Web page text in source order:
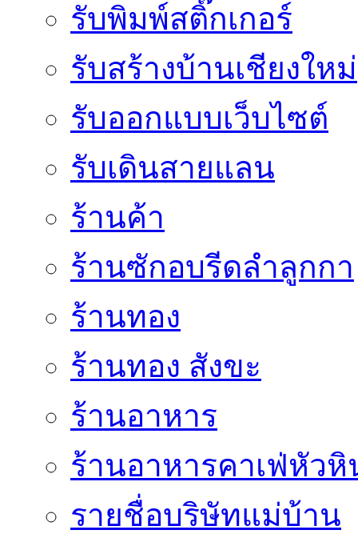
รับพิมพ์สติ๊กเกอร์
รับสร้างบ้านเชียงใหม่
รับออกแบบเว็บไซต์
รับเดินสายแลน
ร้านค้า
ร้านซักอบรีดลำลูกกา
ร้านทอง
ร้านทอง สังขะ
ร้านอาหาร
ร้านอาหารคาเฟ่หัวหิ
รายชื่อบริษัทแม่บ้าน